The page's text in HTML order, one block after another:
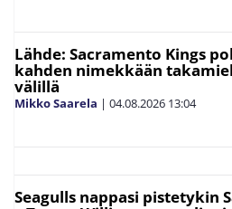
Lähde: Sacramento Kings
kahden nimekkään
välillä
Mikko Saarela | 04.08.2026 13:04
Seagulls nappasi pistetykin